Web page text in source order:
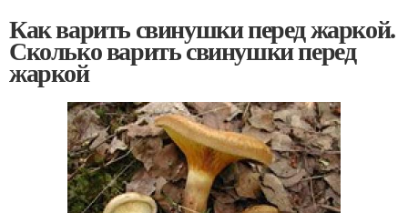
Как варить свинушки перед жаркой.
Сколько варить свинушки перед
жаркой